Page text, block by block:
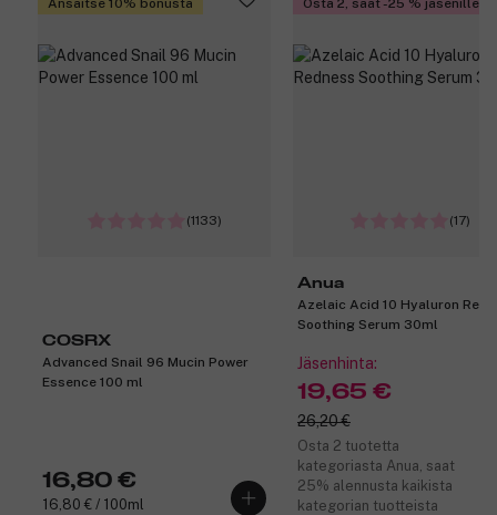
(1133)
COSRX
Advanced Snail 96 Mucin Power
Essence 100 ml
16,80 €
16,80 € / 100ml
(17)
Anua
Azelaic Acid 10 Hyaluron
Soothing Serum 30ml
Jäsenhinta:
19,65 €
26,20 €
Osta 2 tuotetta
kategoriasta Anua, saat
25% alennusta kaikista
kategorian tuotteista